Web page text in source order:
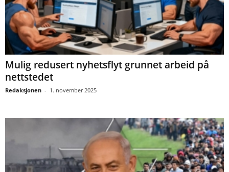
Mulig redusert nyhetsflyt grunnet arbeid på
nettstedet
Redaksjonen - 1. november 2025